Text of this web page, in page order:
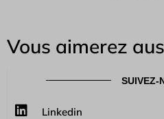
Vous aimerez
SUIVEZ-
Linkedin